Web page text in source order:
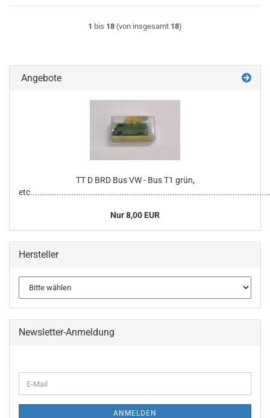
1 bis 18 (von insgesamt 18)
Angebote
TT D BRD Bus VW - Bus T1 grün,
Nur 8,00 EUR
Hersteller
Newsletter-Anmeldung
ZUR
E-
Mail
ANMELDEN